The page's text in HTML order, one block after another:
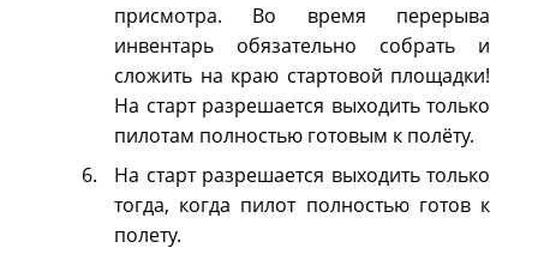
присмотра. Во время перерыва
инвентарь обязательно собрать и
сложить на краю стартовой площадки!
На старт разрешается выходить только
пилотам полностью готовым к полёту.
На старт разрешается выходить только
тогда, когда пилот полностью готов к
полету.